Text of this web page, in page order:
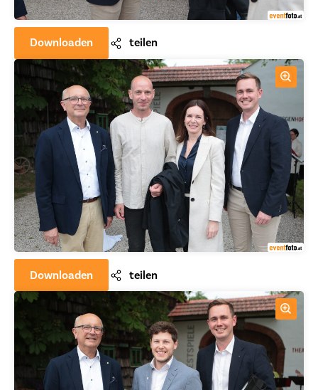
Downloaden teilen
Downloaden teilen